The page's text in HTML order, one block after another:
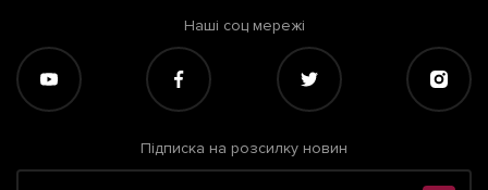
Наші соц мережі
Підписка на розсилку новин